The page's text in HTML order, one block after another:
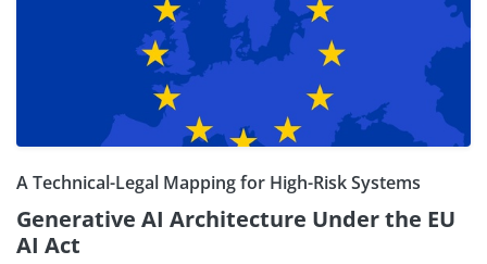
A Technical-Legal Mapping for High-Risk Systems
Generative AI Architecture Under the EU
AI Act